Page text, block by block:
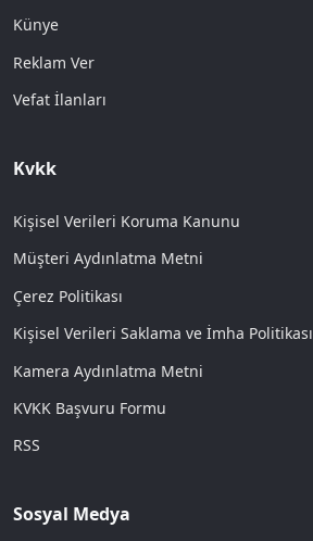
Künye
Reklam Ver
Vefat İlanları
Kvkk
Kişisel Verileri Koruma Kanunu
Müşteri Aydınlatma Metni
Çerez Politikası
Kişisel Verileri Saklama ve İmha Politikası
Kamera Aydınlatma Metni
KVKK Başvuru Formu
RSS
Sosyal Medya